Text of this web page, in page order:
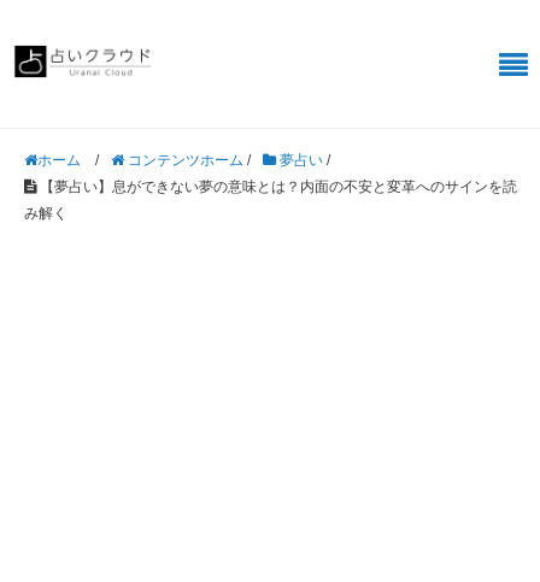
ホーム / コンテンツホーム / 夢占い /
【夢占い】息ができない夢の意味とは？内面の不安と変革へのサインを読
み解く